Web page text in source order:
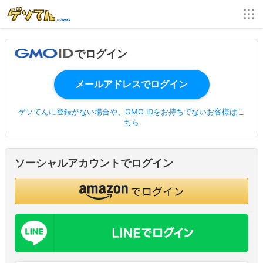
でログイン
ゲソてんに登録がない場合や、GMO IDをお持ちでないお客様はこ
ちら
ソーシャルアカウントでログイン